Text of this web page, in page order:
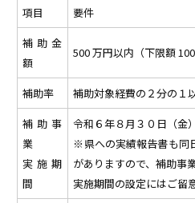
項目
要件
補助金
額
500 万円以内（下限額 100
補助率
補助対象経費の２分の１
補助事
業
実施期
間
令和６年８月３０日（金
※県への実績報告書も同
がありますので、補助事
実施期間の設定にはご留